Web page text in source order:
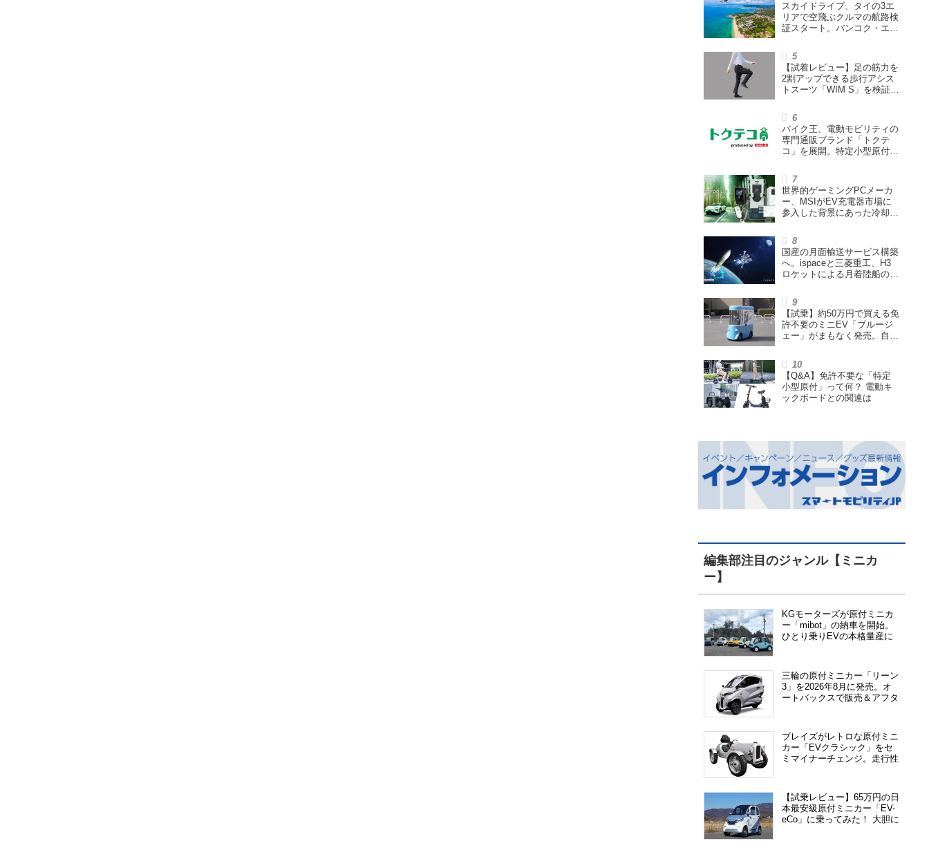
スカイドライブ、タイの3エ
リアで空飛ぶクルマの航路検
証スタート。バンコク・エア
指す
【試着レビュー】足の筋力を
2割アップできる歩行アシス
トスーツ「WIM S」を検証。
も言われる理由を探る
バイク王、電動モビリティの
専門通販ブランド「トクテ
コ」を展開。特定小型原付や
世界的ゲーミングPCメーカ
ー、MSIがEV充電器市場に
参入した背景にあった冷却技
回】
国産の月面輸送サービス構築
へ。ispaceと三菱重工、H3
ロケットによる月着陸船の打
結
【試乗】約50万円で買える免
許不要のミニEV「ブルージ
ェー」がまもなく発売。自転
展開
【Q&A】免許不要な「特定
小型原付」って何？ 電動キ
ックボードとの関連は
編集部注目のジャンル【ミニカ
ー】
KGモーターズが原付ミニカ
ー「mibot」の納車を開始。
ひとり乗りEVの本格量産に
三輪の原付ミニカー「リーン
3」を2026年8月に発売。オ
ートバックスで販売＆アフタ
ブレイズがレトロな原付ミニ
カー「EVクラシック」をセ
ミマイナーチェンジ。走行性
【試乗レビュー】65万円の日
本最安級原付ミニカー「EV-
eCo」に乗ってみた！ 大胆に